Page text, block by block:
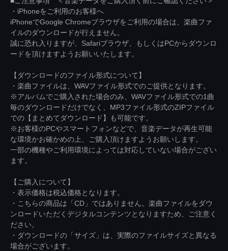
・iPhoneをご利用のお客様へ
iPhoneでGoogle Chromeブラウザをご利用の場合は、楽曲ファ
イルのダウンロードが行えません。
誠に恐れ入りますが、Safariブラウザ、もしくはPCからダウンロ
ードを頂けますようお願いいたします。
【ダウンロードのファイル形式について】
・楽曲ファイルは、WAVファイル形式でのご提供となります。
※アルバムでご購入された場合のみ、WAVファイル形式での1曲
毎のダウンロードだけでなく、MP3ファイル形式のZIPファイル
での【まとめてダウンロード】も可能です。
※お客様のPCやスマートフォンなどで、音楽データが再生可能
な環境かお確かめの上、ご購入頂けますようお願いします。
一部の機種やご利用環境によっては対応していない場合がござい
ます。
【ご購入について】
・表示価格は税込価格となります。
・こちらの商品は「CD」ではありません。楽曲ファイルをダウ
ンロードいただくデジタルコンテンツとなりますため、ご注意く
ださい。
・ダウンロードの「サイズ」は、実際のファイルサイズと異なる
場合がございます。